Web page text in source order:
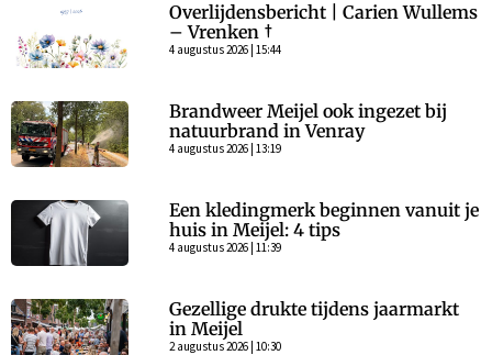
Overlijdensbericht | Carien Wullems
– Vrenken †
4 augustus 2026 | 15:44
Brandweer Meijel ook ingezet bij
natuurbrand in Venray
4 augustus 2026 | 13:19
Een kledingmerk beginnen vanuit je
huis in Meijel: 4 tips
4 augustus 2026 | 11:39
Gezellige drukte tijdens jaarmarkt
in Meijel
2 augustus 2026 | 10:30